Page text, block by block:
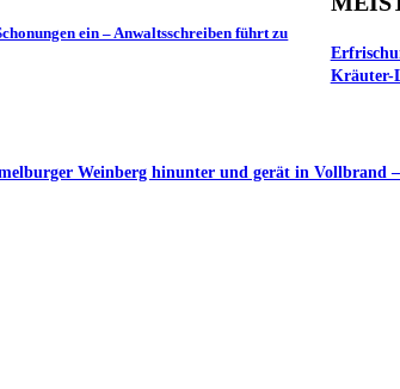
ein – Anwaltsschreiben führt zu
Kräuter-
Weinberg hinunter und gerät in Vollbrand